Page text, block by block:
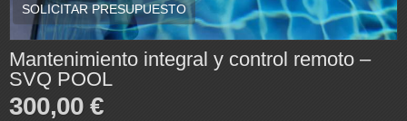
SOLICITAR PRESUPUESTO
Mantenimiento integral y control remoto –
SVQ POOL
300,00 €